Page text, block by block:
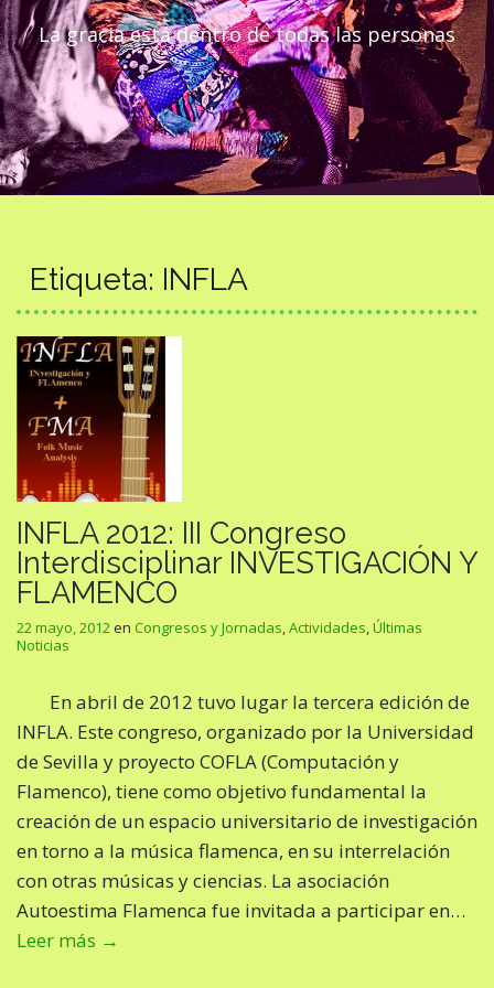
La gracia está dentro de todas las personas
Etiqueta: INFLA
INFLA 2012: III Congreso
Interdisciplinar INVESTIGACIÓN Y
FLAMENCO
22 mayo, 2012en Congresos y Jornadas,Actividades,Últimas
Noticias
En abril de 2012 tuvo lugar la tercera edición de
INFLA. Este congreso, organizado por la Universidad
de Sevilla y proyecto COFLA (Computación y
Flamenco), tiene como objetivo fundamental la
creación de un espacio universitario de investigación
en torno a la música flamenca, en su interrelación
con otras músicas y ciencias. La asociación
Autoestima Flamenca fue invitada a participar en…
Leer más →